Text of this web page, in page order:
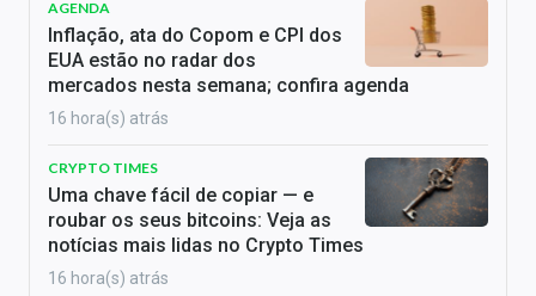
AGENDA
Inflação, ata do Copom e CPI dos
EUA estão no radar dos
mercados nesta semana; confira agenda
16 hora(s) atrás
CRYPTO TIMES
Uma chave fácil de copiar — e
roubar os seus bitcoins: Veja as
notícias mais lidas no Crypto Times
16 hora(s) atrás